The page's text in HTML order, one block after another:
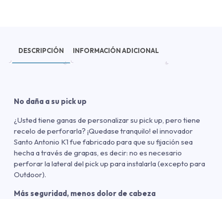
DESCRIPCIÓN INFORMACIÓN ADICIONAL
No daña a su pick up
¿Usted tiene ganas de personalizar su pick up, pero tiene
recelo de perforarla? ¡Quedase tranquilo! el innovador
Santo Antonio K1 fue fabricado para que su fijación sea
hecha a través de grapas, es decir: no es necesario
perforar la lateral del pick up para instalarla (excepto para
Outdoor).
Más seguridad, menos dolor de cabeza